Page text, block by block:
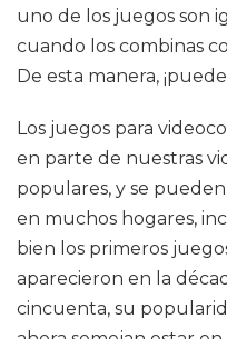
uno de los juegos son
cuando los combinas
De esta manera,
Los juegos para
en parte de nuestras
populares, y se
en muchos hogares,
bien los primeros
aparecieron en la
cincuenta, su